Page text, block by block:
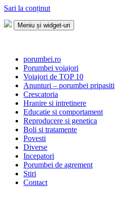
Sari la conținut
Meniu și widget-uri
porumbei.ro
Porumbei voiajori
Voiajori de TOP 10
Anunturi – porumbei pripasiti
Crescatoria
Hranire si intretinere
Educatie si comportament
Reproducere si genetica
Boli si tratamente
Povesti
Diverse
Incepatori
Porumbei de agrement
Stiri
Contact